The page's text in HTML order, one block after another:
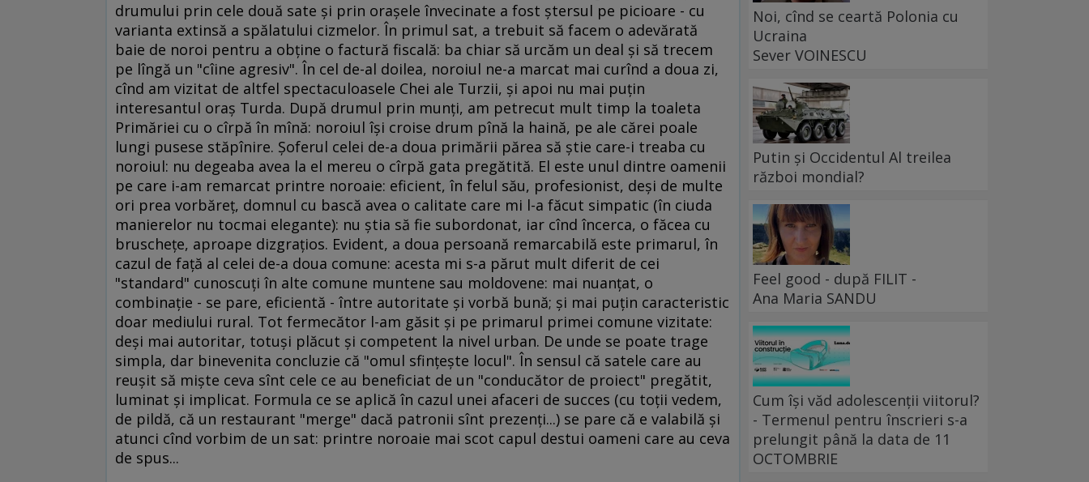
drumului prin cele două sate şi prin oraşele învecinate a fost ştersul pe picioare - cu
varianta extinsă a spălatului cizmelor. În primul sat, a trebuit să facem o adevărată
baie de noroi pentru a obţine o factură fiscală: ba chiar să urcăm un deal şi să trecem
pe lîngă un "cîine agresiv". În cel de-al doilea, noroiul ne-a marcat mai curînd a doua zi,
cînd am vizitat de altfel spectaculoasele Chei ale Turzii, şi apoi nu mai puţin
interesantul oraş Turda. După drumul prin munţi, am petrecut mult timp la toaleta
Primăriei cu o cîrpă în mînă: noroiul îşi croise drum pînă la haină, pe ale cărei poale
lungi pusese stăpînire. Şoferul celei de-a doua primării părea să ştie care-i treaba cu
noroiul: nu degeaba avea la el mereu o cîrpă gata pregătită. El este unul dintre oamenii
pe care i-am remarcat printre noroaie: eficient, în felul său, profesionist, deşi de multe
ori prea vorbăreţ, domnul cu bască avea o calitate care mi l-a făcut simpatic (în ciuda
manierelor nu tocmai elegante): nu ştia să fie subordonat, iar cînd încerca, o făcea cu
bruscheţe, aproape dizgraţios. Evident, a doua persoană remarcabilă este primarul, în
cazul de faţă al celei de-a doua comune: acesta mi s-a părut mult diferit de cei
"standard" cunoscuţi în alte comune muntene sau moldovene: mai nuanţat, o
combinaţie - se pare, eficientă - între autoritate şi vorbă bună; şi mai puţin caracteristic
doar mediului rural. Tot fermecător l-am găsit şi pe primarul primei comune vizitate:
deşi mai autoritar, totuşi plăcut şi competent la nivel urban. De unde se poate trage
simpla, dar binevenita concluzie că "omul sfinţeşte locul". În sensul că satele care au
reuşit să mişte ceva sînt cele ce au beneficiat de un "conducător de proiect" pregătit,
luminat şi implicat. Formula ce se aplică în cazul unei afaceri de succes (cu toţii vedem,
de pildă, că un restaurant "merge" dacă patronii sînt prezenţi...) se pare că e valabilă şi
atunci cînd vorbim de un sat: printre noroaie mai scot capul destui oameni care au ceva
de spus...
Noi, cînd se ceartă Polonia cu
Ucraina
Sever VOINESCU
Putin și Occidentul Al treilea
război mondial?
Feel good - după FILIT -
Ana Maria SANDU
Cum își văd adolescenții viitorul?
- Termenul pentru înscrieri s-a
prelungit până la data de 11
OCTOMBRIE